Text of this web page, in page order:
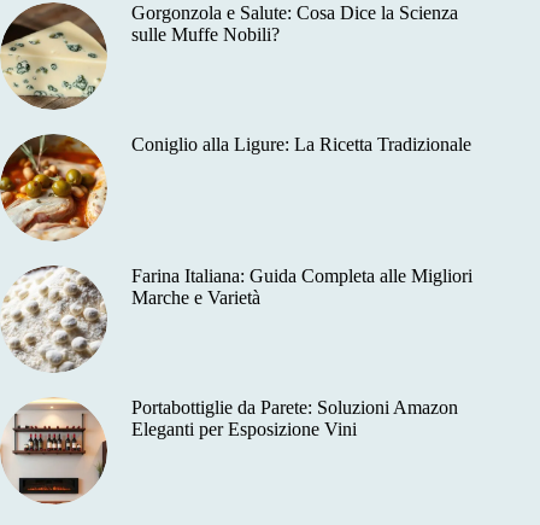
Gorgonzola e Salute: Cosa Dice la Scienza
sulle Muffe Nobili?
Coniglio alla Ligure: La Ricetta Tradizionale
Farina Italiana: Guida Completa alle Migliori
Marche e Varietà
Portabottiglie da Parete: Soluzioni Amazon
Eleganti per Esposizione Vini